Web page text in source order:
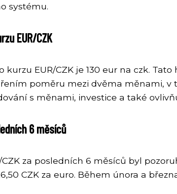
systému.
EUR/CZK
EUR/CZK je 130 eur na czk.
poměru mezi dvěma měnami,
s měnami, investice a také
6 měsíců
za posledních 6 měsíců byl
CZK za euro. Během února a